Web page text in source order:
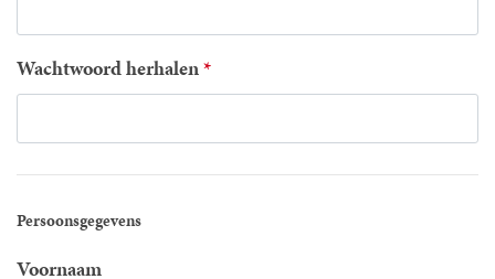
Wachtwoord herhalen
Persoonsgegevens
Voornaam